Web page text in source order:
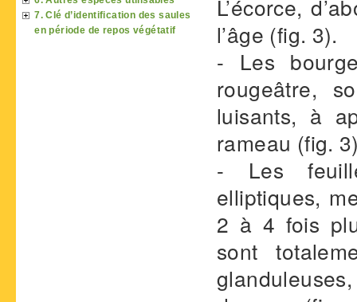
L’écorce,
l’âge (fig. 3).
- Les
rougeâtre,
luisants, à
rameau (fig.
- Les
elliptiques,
2 à 4 fois
sont
7. Clé d’identification des saules
en période de repos végétatif